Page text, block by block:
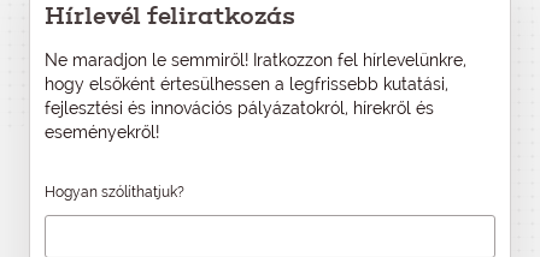
Hírlevél feliratkozás
Ne maradjon le semmiről! Iratkozzon fel hírlevelünkre,
hogy elsőként értesülhessen a legfrissebb kutatási,
fejlesztési és innovációs pályázatokról, hírekről és
eseményekről!
Hogyan szólíthatjuk?